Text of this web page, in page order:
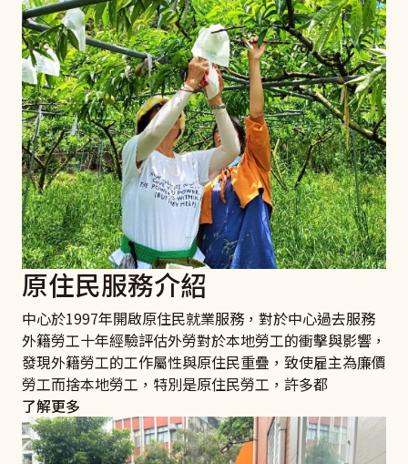
原住民服務介紹
中心於1997年開啟原住民就業服務，對於中心過去服務
外籍勞工十年經驗評估外勞對於本地勞工的衝擊與影響，
發現外籍勞工的工作屬性與原住民重疊，致使雇主為廉價
勞工而捨本地勞工，特別是原住民勞工，許多都
了解更多